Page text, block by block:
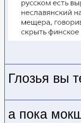
Глозья вы
а пока